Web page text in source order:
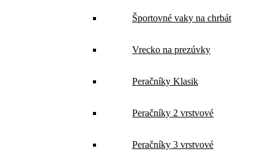
Športovné vaky na chrbát
Vrecko na prezúvky
Peračníky Klasik
Peračníky 2 vrstvové
Peračníky 3 vrstvové